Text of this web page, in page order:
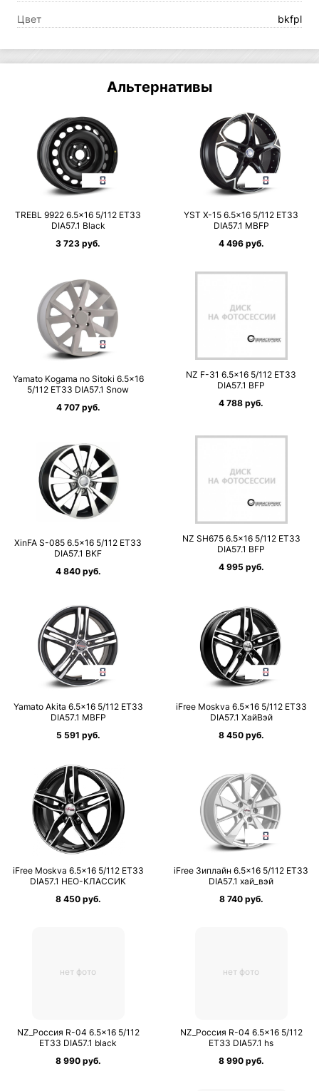
Цвет bkfpl
Альтернативы
TREBL 9922 6.5×16 5/112 ET33
DIA57.1 Black
3 723 руб.
YST X-15 6.5×16 5/112 ET33
DIA57.1 MBFP
4 496 руб.
Yamato Kogama no Sitoki 6.5×16
5/112 ET33 DIA57.1 Snow
4 707 руб.
NZ F-31 6.5×16 5/112 ET33
DIA57.1 BFP
4 788 руб.
XinFA S-085 6.5×16 5/112 ET33
DIA57.1 BKF
4 840 руб.
NZ SH675 6.5×16 5/112 ET33
DIA57.1 BFP
4 995 руб.
Yamato Akita 6.5×16 5/112 ET33
DIA57.1 MBFP
5 591 руб.
iFree Moskva 6.5×16 5/112 ET33
DIA57.1 ХайВэй
8 450 руб.
iFree Moskva 6.5×16 5/112 ET33
DIA57.1 НЕО-КЛАССИК
8 450 руб.
iFree Зиплайн 6.5×16 5/112 ET33
DIA57.1 хай_вэй
8 740 руб.
нет фото
NZ_Россия R-04 6.5×16 5/112
ET33 DIA57.1 black
8 990 руб.
нет фото
NZ_Россия R-04 6.5×16 5/112
ET33 DIA57.1 hs
8 990 руб.